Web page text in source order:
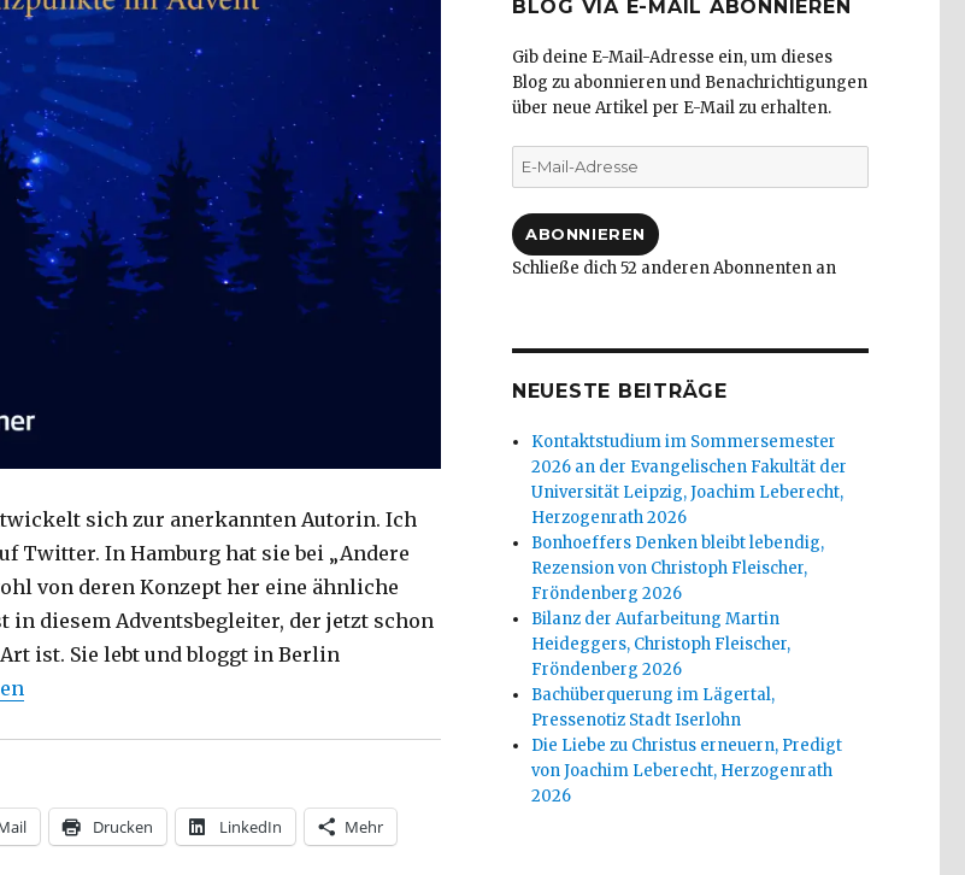
sich zur anerkannten Autorin. Ich
Twitter. In Hamburg hat sie bei „Andere
von deren Konzept her eine ähnliche
diesem Adventsbegleiter, der jetzt schon
ist. Sie lebt und bloggt in Berlin
Rezension, Christoph Fleischer, Welver 2017“
Drucken LinkedIn Mehr
BLOG VIA E-MAIL ABONNIEREN
Gib deine E-Mail-Adresse ein, um dieses
Blog zu abonnieren und Benachrichtigungen
über neue Artikel per E-Mail zu erhalten.
E-
Mail-
ABONNIEREN
Schließe dich 52 anderen Abonnenten an
NEUESTE BEITRÄGE
Kontaktstudium im Sommersemester
2026 an der Evangelischen Fakultät der
Universität Leipzig, Joachim Leberecht,
Herzogenrath 2026
Bonhoeffers Denken bleibt lebendig,
Rezension von Christoph Fleischer,
Fröndenberg 2026
Bilanz der Aufarbeitung Martin
Heideggers, Christoph Fleischer,
Fröndenberg 2026
Bachüberquerung im Lägertal,
Pressenotiz Stadt Iserlohn
Die Liebe zu Christus erneuern, Predigt
von Joachim Leberecht, Herzogenrath
2026